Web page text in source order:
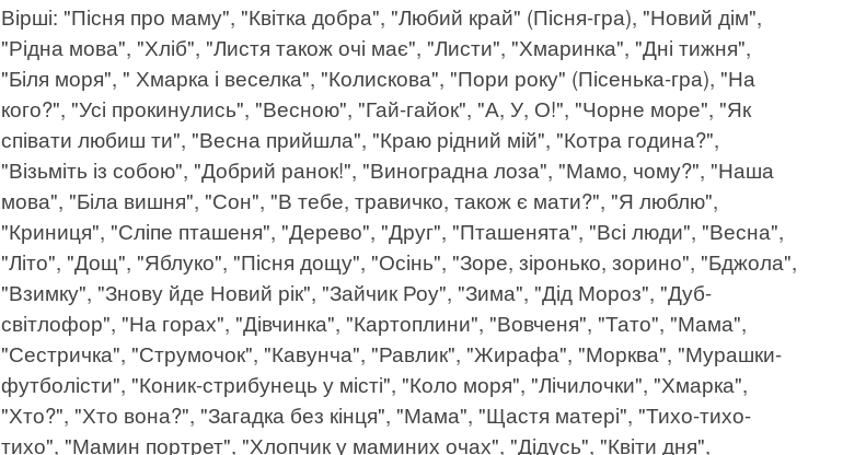
Вірші: "Пісня про маму", "Квітка добра", "Любий край" (Пісня-гра), "Новий дім",
"Рідна мова", "Хліб", "Листя також очі має", "Листи", "Хмаринка", "Дні тижня",
"Біля моря", " Хмарка і веселка", "Колискова", "Пори року" (Пісенька-гра), "На
кого?", "Усі прокинулись", "Весною", "Гай-гайок", "А, У, О!", "Чорне море", "Як
співати любиш ти", "Весна прийшла", "Краю рідний мій", "Котра година?",
"Візьміть із собою", "Добрий ранок!", "Виноградна лоза", "Мамо, чому?", "Наша
мова", "Біла вишня", "Сон", "В тебе, травичко, також є мати?", "Я люблю",
"Криниця", "Сліпе пташеня", "Дерево", "Друг", "Пташенята", "Всі люди", "Весна",
"Літо", "Дощ", "Яблуко", "Пісня дощу", "Осінь", "Зоре, зіронько, зорино", "Бджола",
"Взимку", "Знову йде Новий рік", "Зайчик Роу", "Зима", "Дід Мороз", "Дуб-
світлофор", "На горах", "Дівчинка", "Картоплини", "Вовченя", "Тато", "Мама",
"Сестричка", "Струмочок", "Кавунча", "Равлик", "Жирафа", "Морква", "Мурашки-
футболісти", "Коник-стрибунець у місті", "Коло моря", "Лічилочки", "Хмарка",
"Хто?", "Хто вона?", "Загадка без кінця", "Мама", "Щастя матері", "Тихо-тихо-
тихо", "Мамин портрет", "Хлопчик у маминих очах", "Дідусь", "Квіти дня",